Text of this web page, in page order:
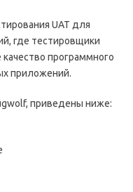
UAT для
где тестировщики
программного
приложений.
приведены ниже: